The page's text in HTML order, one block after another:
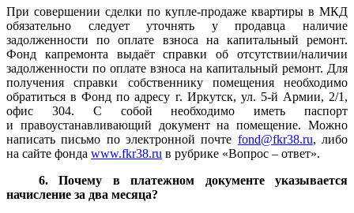
При совершении сделки по купле-продаже квартиры в МКД
обязательно следует уточнять у продавца наличие
задолженности по оплате взноса на капитальный ремонт.
Фонд капремонта выдаёт справки об отсутствии/наличии
задолженности по оплате взноса на капитальный ремонт. Для
получения справки собственнику помещения необходимо
обратиться в Фонд по адресу г. Иркутск, ул. 5-й Армии, 2/1,
офис 304. С собой необходимо иметь паспорт
и правоустанавливающий документ на помещение. Можно
написать письмо по электронной почте fond@fkr38.ru, либо
на сайте фонда www.fkr38.ru в рубрике «Вопрос – ответ».
6. Почему в платежном документе указывается
начисление за два месяца?